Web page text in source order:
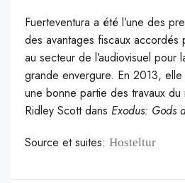
Fuerteventura a été l’une des
des avantages fiscaux accordés
au secteur de l’audiovisuel pour
grande envergure. En 2013,
une bonne partie des travaux du
Ridley Scott dans Exodus: Gods
Source et suites: Hosteltur